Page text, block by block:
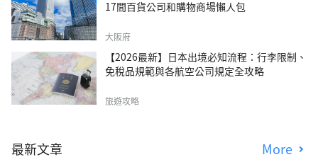
17間百貨公司和購物商場懶人包
大阪府
【2026最新】日本出境必知流程：行李限制、
免稅品規範與各航空公司規定全攻略
旅遊攻略
最新文章 More